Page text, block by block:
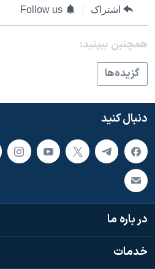
نرگس محمدی برنده جایزه نوبل صلح
همایش محافظه‌کاران آمریکا «سی‌پک»
صفحه‌های ویژه
سفر پرزیدنت ترامپ به چین
اشتراک Follow us
همچنبن ببینید:
گزيده‌ها
دنبال کنید
در باره ما
خدمات